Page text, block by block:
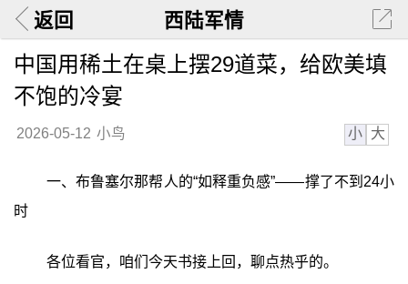
返回 西陆军情
中国用稀土在桌上摆29道菜，给欧美填
不饱的冷宴
2026-05-12 小鸟 小 大
一、布鲁塞尔那帮人的“如释重负感”——撑了不到24小
时
各位看官，咱们今天书接上回，聊点热乎的。